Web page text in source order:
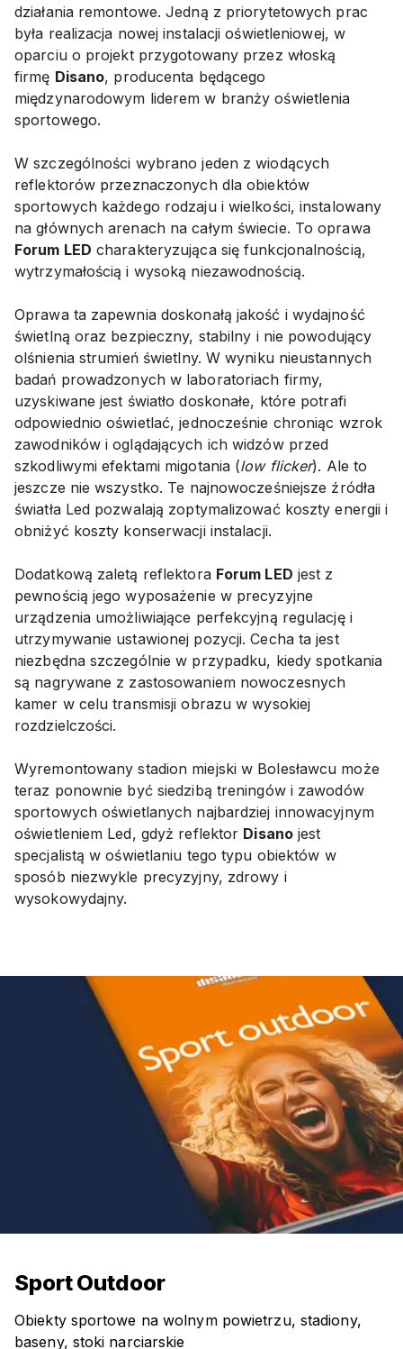
działania remontowe. Jedną z priorytetowych prac
była realizacja nowej instalacji oświetleniowej, w
oparciu o projekt przygotowany przez włoską
firmę Disano, producenta będącego
międzynarodowym liderem w branży oświetlenia
sportowego.
W szczególności wybrano jeden z wiodących
reflektorów przeznaczonych dla obiektów
sportowych każdego rodzaju i wielkości, instalowany
na głównych arenach na całym świecie. To oprawa
Forum LED charakteryzująca się funkcjonalnością,
wytrzymałością i wysoką niezawodnością.
Oprawa ta zapewnia doskonałą jakość i wydajność
świetlną oraz bezpieczny, stabilny i nie powodujący
olśnienia strumień świetlny. W wyniku nieustannych
badań prowadzonych w laboratoriach firmy,
uzyskiwane jest światło doskonałe, które potrafi
odpowiednio oświetlać, jednocześnie chroniąc wzrok
zawodników i oglądających ich widzów przed
szkodliwymi efektami migotania (low flicker). Ale to
jeszcze nie wszystko. Te najnowocześniejsze źródła
światła Led pozwalają zoptymalizować koszty energii i
obniżyć koszty konserwacji instalacji.
Dodatkową zaletą reflektora Forum LED jest z
pewnością jego wyposażenie w precyzyjne
urządzenia umożliwiające perfekcyjną regulację i
utrzymywanie ustawionej pozycji. Cecha ta jest
niezbędna szczególnie w przypadku, kiedy spotkania
są nagrywane z zastosowaniem nowoczesnych
kamer w celu transmisji obrazu w wysokiej
rozdzielczości.
Wyremontowany stadion miejski w Bolesławcu może
teraz ponownie być siedzibą treningów i zawodów
sportowych oświetlanych najbardziej innowacyjnym
oświetleniem Led, gdyż reflektor Disanojest
specjalistą w oświetlaniu tego typu obiektów w
sposób niezwykle precyzyjny, zdrowy i
wysokowydajny.
Sport Outdoor
Obiekty sportowe na wolnym powietrzu, stadiony,
baseny, stoki narciarskie